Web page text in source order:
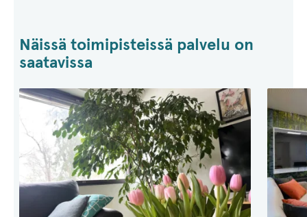
Näissä toimipisteissä palvelu on
saatavissa